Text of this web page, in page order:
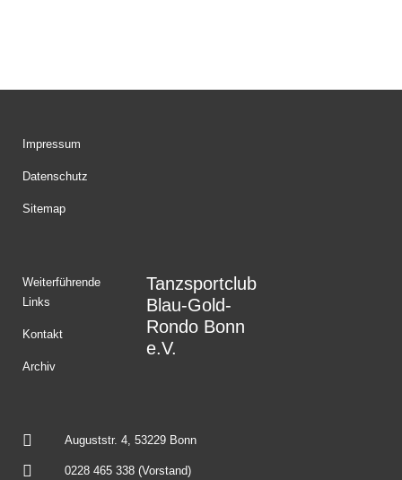
Impressum
Datenschutz
Sitemap
Weiterführende
Links
Kontakt
Archiv
Tanzsportclub
Blau-Gold-
Rondo Bonn
e.V.
Auguststr. 4, 53229 Bonn
0228 465 338 (Vorstand)